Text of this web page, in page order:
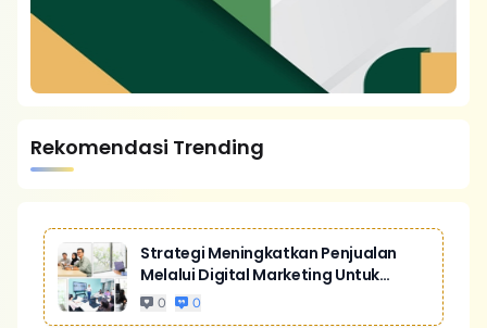
Rekomendasi Trending
Strategi Meningkatkan Penjualan
Melalui Digital Marketing Untuk
Bisnis Yang Lebih Kompetitif
0 0